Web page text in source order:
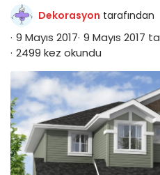
Dekorasyon tarafından
9 Mayıs 2017 9 Mayıs 2017
2499 kez okundu